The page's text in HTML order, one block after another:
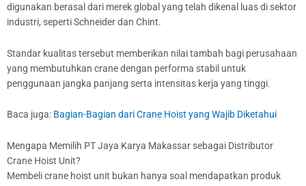
digunakan berasal dari merek global yang telah dikenal luas di sektor
industri, seperti Schneider dan Chint.
Standar kualitas tersebut memberikan nilai tambah bagi perusahaan
yang membutuhkan crane dengan performa stabil untuk
penggunaan jangka panjang serta intensitas kerja yang tinggi.
Baca juga: Bagian-Bagian dari Crane Hoist yang Wajib Diketahui
Mengapa Memilih PT Jaya Karya Makassar sebagai Distributor
Crane Hoist Unit?
Membeli crane hoist unit bukan hanya soal mendapatkan produk